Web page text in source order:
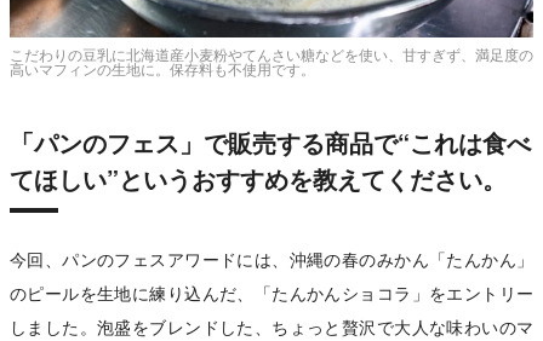
こだわりの豆乳に北海道産小麦粉やてんさい糖などを使い、甘すぎず、満足度の
高いマフィンの生地に。保存料も不使用です。
「パンのフェス」で販売する商品で“これは食べ
てほしい”というおすすめを教えてください。
今回、パンのフェスアワードには、沖縄の春のみかん「たんかん」
のピールを生地に練り込んだ、「たんかんショコラ」をエントリー
しました。泡盛をブレンドした、ちょっと贅沢で大人な味わいのマ